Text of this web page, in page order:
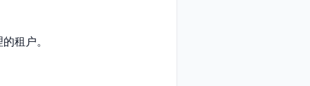
租户。